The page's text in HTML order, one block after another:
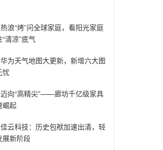
热浪“烤”问全球家庭，看阳光家庭
清凉”底气
华为天气地图大更新，新增六大图
忧
迈向“高精尖”——廊坊千亿级家具
崛起
佳云科技：历史包袱加速出清，轻
展新阶段